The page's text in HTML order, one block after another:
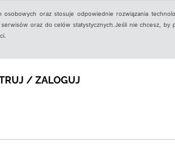
oraz stosuje odpowiednie rozwiązania
oraz do celów statystycznych.Jeśli nie chcesz, by
/ ZALOGUJ